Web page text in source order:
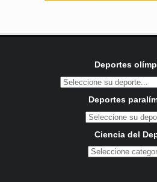
Deportes
Deportes
Ciencia del